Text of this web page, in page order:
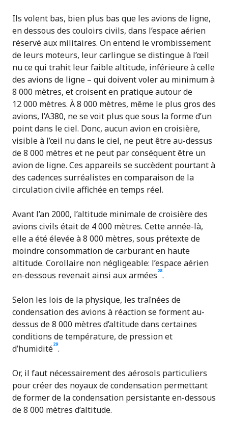
Ils volent bas, bien plus bas que les avions de ligne,
en dessous des couloirs civils, dans l’espace aérien
réservé aux militaires. On entend le vrombissement
de leurs moteurs, leur carlingue se distingue à l’œil
nu ce qui trahit leur faible altitude, inférieure à celle
des avions de ligne – qui doivent voler au minimum à
8 000 mètres, et croisent en pratique autour de
12 000 mètres. À 8 000 mètres, même le plus gros des
avions, l’A380, ne se voit plus que sous la forme d’un
point dans le ciel. Donc, aucun avion en croisière,
visible à l’œil nu dans le ciel, ne peut être au-dessus
de 8 000 mètres et ne peut par conséquent être un
avion de ligne. Ces appareils se succèdent pourtant à
des cadences surréalistes en comparaison de la
circulation civile affichée en temps réel.
Avant l’an 2000, l’altitude minimale de croisière des
avions civils était de 4 000 mètres. Cette année-là,
elle a été élevée à 8 000 mètres, sous prétexte de
moindre consommation de carburant en haute
altitude. Corollaire non négligeable: l’espace aérien
en-dessous revenait ainsi aux armées28.
Selon les lois de la physique, les traînées de
condensation des avions à réaction se forment au-
dessus de 8 000 mètres d’altitude dans certaines
conditions de température, de pression et
d’humidité29.
Or, il faut nécessairement des aérosols particuliers
pour créer des noyaux de condensation permettant
de former de la condensation persistante en-dessous
de 8 000 mètres d’altitude.